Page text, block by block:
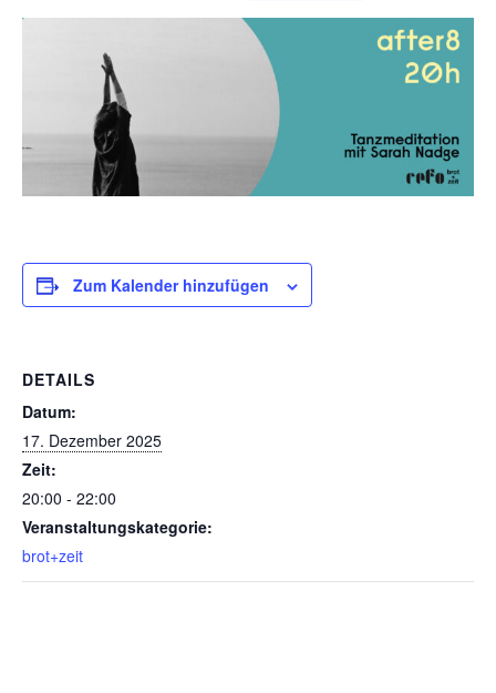
Zum Kalender hinzufügen
DETAILS
Datum:
17. Dezember 2025
Zeit:
20:00 - 22:00
Veranstaltungskategorie:
brot+zeit